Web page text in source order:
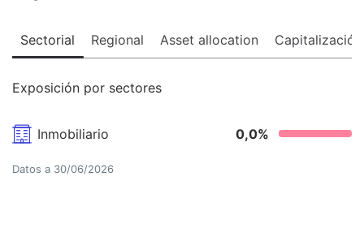
Sectorial Regional Asset allocation Capitalización
Exposición por sectores
Inmobiliario 0,0%
Datos a 30/06/2026